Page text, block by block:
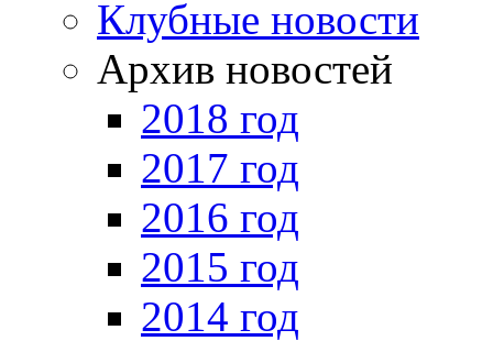
Клубные новости
Архив новостей
2018 год
2017 год
2016 год
2015 год
2014 год